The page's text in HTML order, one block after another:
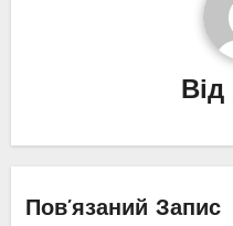
Від
Пов’язаний Запис